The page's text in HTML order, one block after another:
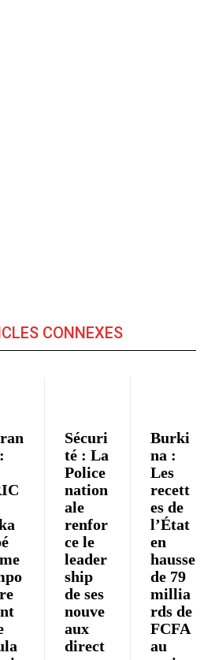
CONNEXES
Sécuri
té : La
Police
nation
ale
renfor
ce le
leader
ship
de ses
nouve
aux
direct
Burki
na :
Les
recett
es de
l’État
en
hausse
de 79
millia
rds de
FCFA
au